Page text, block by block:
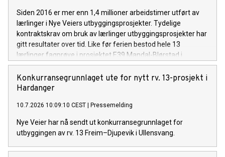
Siden 2016 er mer enn 1,4 millioner arbeidstimer utført av
lærlinger i Nye Veiers utbyggingsprosjekter. Tydelige
kontraktskrav om bruk av lærlinger utbyggingsprosjekter har
gitt resultater over tid. Like før ferien bestod hele 13
lærlinger fagprøve i prosjektet E39 Mandal-Blørstad i
Lindesnes, Agder.
Konkurransegrunnlaget ute for nytt rv. 13-prosjekt i
Hardanger
10.7.2026 10:09:10 CEST Pressemelding
Nye Veier har nå sendt ut konkurransegrunnlaget for
utbyggingen av rv. 13 Freim–Djupevik i Ullensvang.